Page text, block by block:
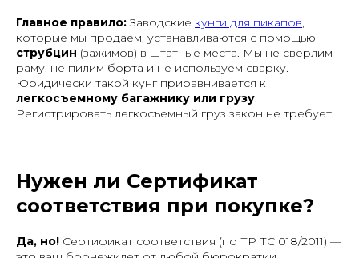
Главное правило:Заводские кунги для пикапов,
которые мы продаем, устанавливаются с помощью
струбцин (зажимов) в штатные места. Мы не сверлим
раму, не пилим борта и не используем сварку.
Юридически такой кунг приравнивается к
легкосъемному багажнику или грузу.
Регистрировать легкосъемный груз закон не требует!
Нужен ли Сертификат
соответствия при покупке?
Да, но! Сертификат соответствия (по ТР ТС 018/2011) —